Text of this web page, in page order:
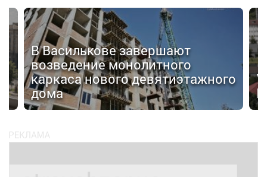
В Василькове завершают
возведение монолитного
каркаса нового девятиэтажного
дома